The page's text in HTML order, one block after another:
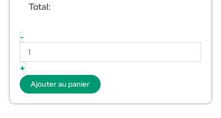
Total:
-
+
Ajouter au panier